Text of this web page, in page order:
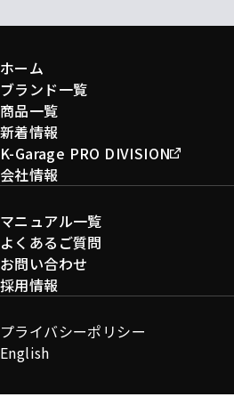
ホーム
ブランド一覧
商品一覧
新着情報
K-Garage PRO DIVISION
会社情報
マニュアル一覧
よくあるご質問
お問い合わせ
採用情報
プライバシーポリシー
English